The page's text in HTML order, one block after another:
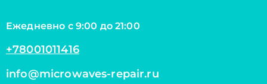
Ежедневно с 9:00 до 21:00
+78001011416
info@microwaves-repair.ru